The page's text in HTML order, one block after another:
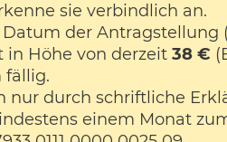
sie verbindlich an.
der Antragstellung
in Höhe von derzeit 38 €
fällig.
nur durch schriftliche
einem Monat